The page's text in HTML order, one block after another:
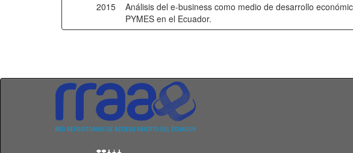
2015
Análisis del e-business como medio de desarrollo
PYMES en el Ecuador.